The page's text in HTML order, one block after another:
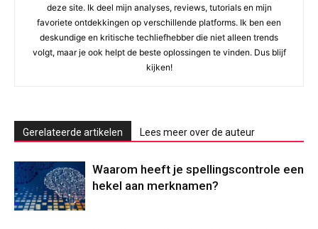
deze site. Ik deel mijn analyses, reviews, tutorials en mijn
favoriete ontdekkingen op verschillende platforms. Ik ben een
deskundige en kritische techliefhebber die niet alleen trends
volgt, maar je ook helpt de beste oplossingen te vinden. Dus blijf
kijken!
Gerelateerde artikelen Lees meer over de auteur
Waarom heeft je spellingscontrole een
hekel aan merknamen?